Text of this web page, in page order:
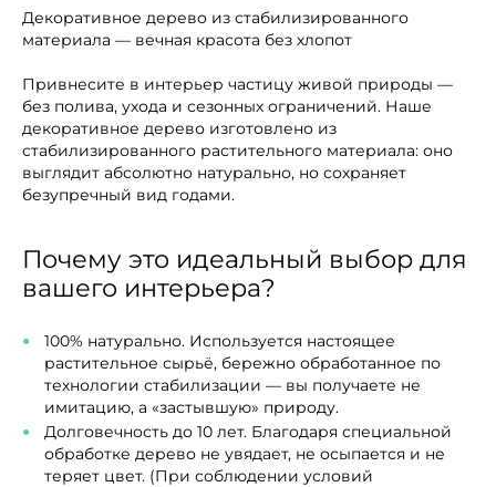
Декоративное дерево из стабилизированного
материала — вечная красота без хлопот
Привнесите в интерьер частицу живой природы —
без полива, ухода и сезонных ограничений. Наше
декоративное дерево изготовлено из
стабилизированного растительного материала: оно
выглядит абсолютно натурально, но сохраняет
безупречный вид годами.
Почему это идеальный выбор для
вашего интерьера?
100% натурально. Используется настоящее
растительное сырьё, бережно обработанное по
технологии стабилизации — вы получаете не
имитацию, а «застывшую» природу.
Долговечность до 10 лет. Благодаря специальной
обработке дерево не увядает, не осыпается и не
теряет цвет. (При соблюдении условий